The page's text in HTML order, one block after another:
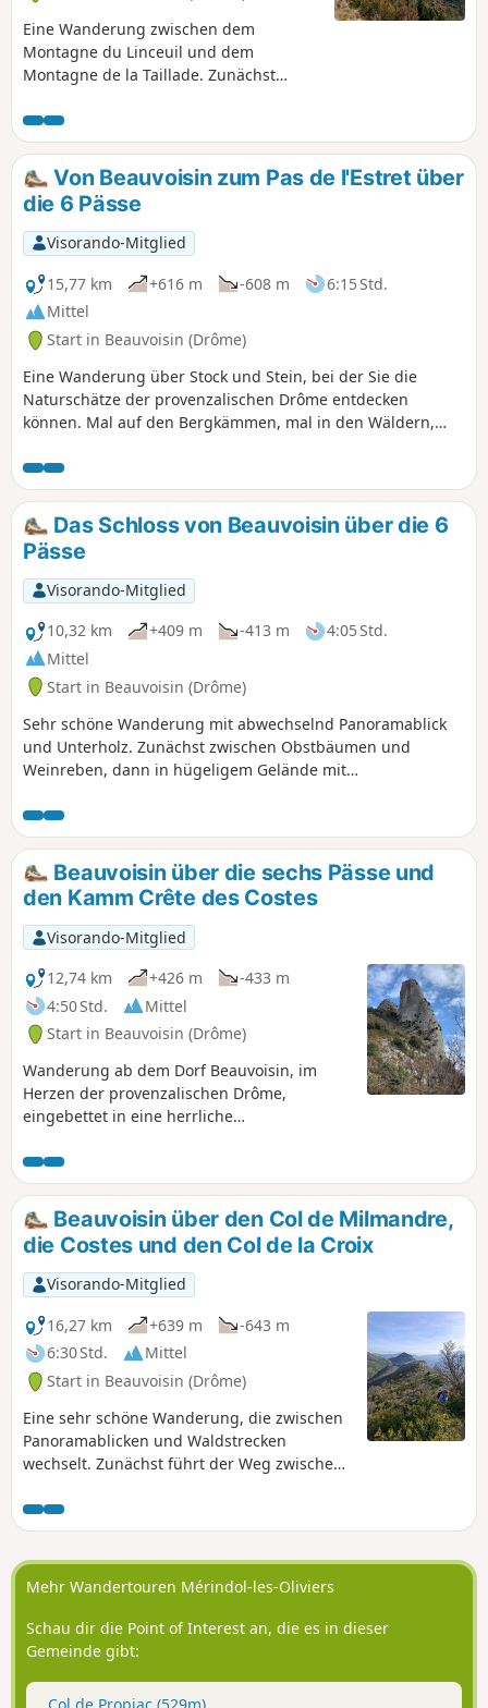
Eine Wanderung zwischen dem
Montagne du Linceuil und dem
Montagne de la Taillade. Zunächst
und Aprikosenbäume und einige
Weinberge, dann verlassen Sie diese
Landschaft und steigen auf einen
trockeneren und steinigeren Weg
hinauf. Ab dem Col de la Posterle
wandern Sie auf einem Kamm, von dem
aus Sie die Welt um sich herum auf 300
km sehen können. Bei klarem Wetter
können Kenner den Pic Saint-Loup
erkennen. Der Ventoux wird Ihr
ständiger Blickpunkt sein.
Von Beauvoisin zum Pas de l'Estret über
die 6 Pässe
Visorando-Mitglied
15,77 km
+616 m -608 m
6:15 Std.
Mittel
Start in Beauvoisin (Drôme)
Eine Wanderung über Stock und Stein, bei der Sie die
Naturschätze der provenzalischen Drôme entdecken
können. Mal auf den Bergkämmen, mal in den Wäldern,
Jahreszeit empfehlenswert! Sie passieren nicht weniger als
sechs Pässe mit atemberaubenden Ausblicken, manchmal
bis zum Mittelmeer und gegenüber auf den Dévoluy.
Das Schloss von Beauvoisin über die 6
Pässe
Visorando-Mitglied
10,32 km
+409 m -413 m
4:05 Std.
Mittel
Start in Beauvoisin (Drôme)
Sehr schöne Wanderung mit abwechselnd Panoramablick
und Unterholz. Zunächst zwischen Obstbäumen und
Weinreben, dann in hügeligem Gelände mit
Anstrengungen, die Sie für diese Wanderung auf sich
genommen haben, nicht bereuen. Außerdem können Sie
über den neuen Waldweg die Ruinen des Schlosses von
Beauvoisin erreichen.
Beauvoisin über die sechs Pässe und
den Kamm Crête des Costes
Visorando-Mitglied
12,74 km
+426 m
-433 m
4:50 Std.
Mittel
Start in Beauvoisin (Drôme)
Wanderung ab dem Dorf Beauvoisin, im
Herzen der provenzalischen Drôme,
eingebettet in eine herrliche
Noire, Linceuil und Taillade, der Ventoux
und die Baronnies werden Ihnen während
Ihrer gesamten Wanderung als
Orientierungspunkte dienen. Sie
überqueren nicht weniger als sechs Pässe,
bevor Sie wieder in Beauvoisin ankommen.
Die atemberaubende Aussicht auf den
langen Kamm der Costes wird Ihnen in
Erinnerung bleiben.
Beauvoisin über den Col de Milmandre,
die Costes und den Col de la Croix
Visorando-Mitglied
16,27 km
+639 m
-643 m
6:30 Std.
Mittel
Start in Beauvoisin (Drôme)
Eine sehr schöne Wanderung, die zwischen
Panoramablicken und Waldstrecken
wechselt. Zunächst führt der Weg zwischen
dann durch hügeliges Gelände mit
außergewöhnlichen Ausblicken – Sie werden
die Anstrengungen, die Sie für diese
Wanderung auf sich genommen haben,
Mehr Wandertouren Mérindol-les-Oliviers
Schau dir die Point of Interest an, die es in dieser
Gemeinde gibt:
Col de Propiac (529m)